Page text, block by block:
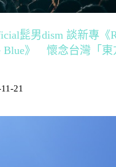
髭男dism 談新專《
Blue》 懷念台灣「
21